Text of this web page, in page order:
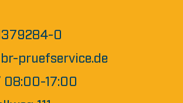
0
pruefservice.de
08:00-17:00